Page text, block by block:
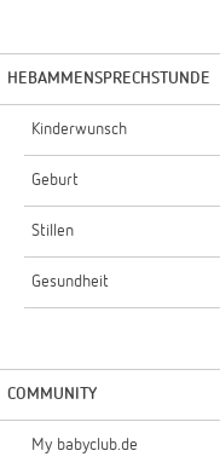
HEBAMMENSPRECHSTUNDE
Kinderwunsch
Geburt
Stillen
Gesundheit
COMMUNITY
My babyclub.de